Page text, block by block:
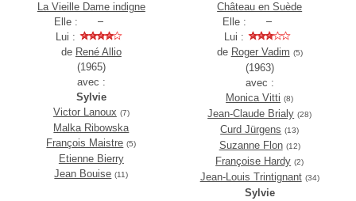
La Vieille Dame indigne
Elle :
Lui :
de René Allio
(1965)
avec :
Sylvie
Victor Lanoux (7)
Malka Ribowska
François Maistre (5)
Etienne Bierry
Jean Bouise (11)
Château en Suède
Elle :
Lui :
de Roger Vadim (5)
(1963)
avec :
Monica Vitti (8)
Jean-Claude Brialy (28)
Curd Jürgens (13)
Suzanne Flon (12)
Françoise Hardy (2)
Jean-Louis Trintignant (34)
Sylvie